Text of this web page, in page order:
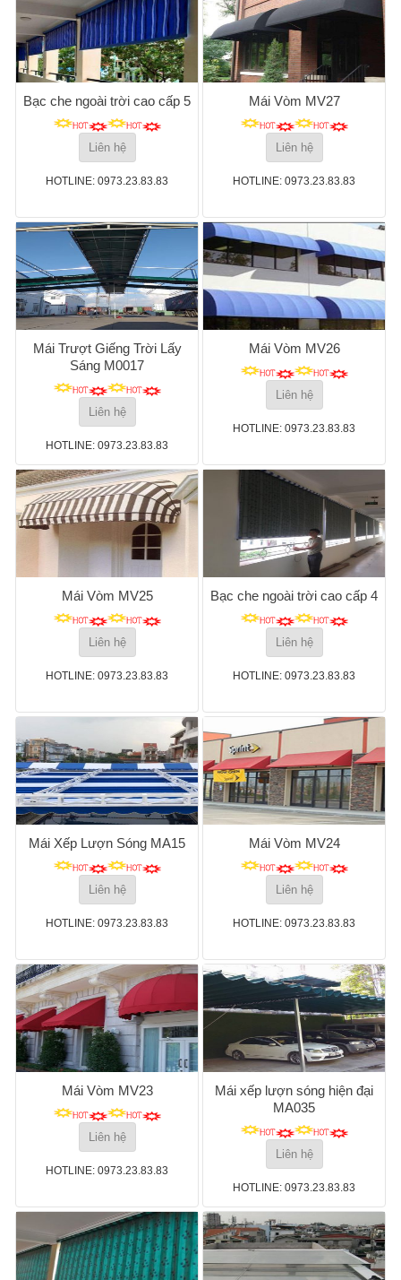
Bạc che ngoài trời cao cấp 5
Liên hệ
HOTLINE: 0973.23.83.83
Mái Vòm MV27
Liên hệ
HOTLINE: 0973.23.83.83
Mái Trượt Giếng Trời Lấy
Sáng M0017
Liên hệ
HOTLINE: 0973.23.83.83
Mái Vòm MV26
Liên hệ
HOTLINE: 0973.23.83.83
Mái Vòm MV25
Liên hệ
HOTLINE: 0973.23.83.83
Bạc che ngoài trời cao cấp 4
Liên hệ
HOTLINE: 0973.23.83.83
Mái Xếp Lượn Sóng MA15
Liên hệ
HOTLINE: 0973.23.83.83
Mái Vòm MV24
Liên hệ
HOTLINE: 0973.23.83.83
Mái Vòm MV23
Liên hệ
HOTLINE: 0973.23.83.83
Mái xếp lượn sóng hiện đại
MA035
Liên hệ
HOTLINE: 0973.23.83.83